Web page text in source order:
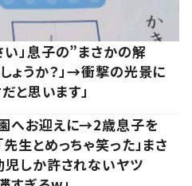
い」息子の”まさかの解
ょうか？」→衝撃の光景に
と思います」
へお迎えに→2歳息子を
生とめっちゃ笑った」まさ
児しか許されないヤツ